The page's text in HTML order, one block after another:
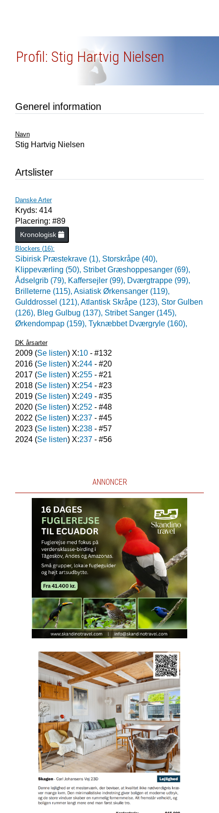
Profil: Stig Hartvig Nielsen
Generel information
Navn
Stig Hartvig Nielsen
Artslister
Danske Arter
Kryds: 414
Placering: #89
Kronologisk
Blockers (16):
Sibirisk Præstekrave (1), Storskråpe (40),
Klippeværling (50), Stribet Græshoppesanger (69),
Ådselgrib (79), Kaffersejler (99), Dværgtrappe (99),
Brilleterne (115), Asiatisk Ørkensanger (119),
Gulddrossel (121), Atlantisk Skråpe (123), Stor Gulben
(126), Bleg Gulbug (137), Stribet Sanger (145),
Ørkendompap (159), Tyknæbbet Dværgryle (160),
DK årsarter
2009(Se listen) X:10- #132
2016(Se listen) X:244- #20
2017(Se listen) X:255- #21
2018(Se listen) X:254- #23
2019(Se listen) X:249- #35
2020(Se listen) X:252 - #48
2022 (Se listen) X:237- #45
2023(Se listen) X:238- #57
2024(Se listen) X:237- #56
ANNONCER